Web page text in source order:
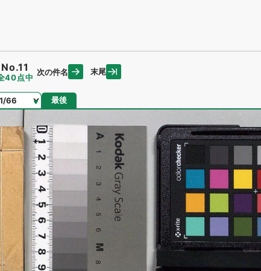
No.11
40点中
次の件名 末尾
ジ 最後